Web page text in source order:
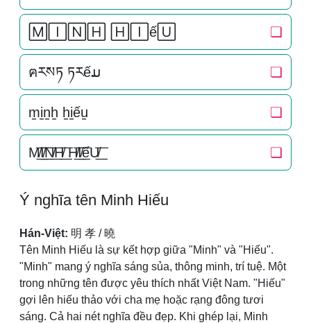
🄼🄸🄽🄷 🄷🄸ế🅄 ❏
ฅརསཏ ཏརếມ ❏
m̠i̠n̠h̠ h̠i̠ếu̠ ❏
M̸͟͞I̸͟͞N̸͟͞H̸͟͞ H̸͟͞I̸͟͞ếU̸͟͞ ❏
Ý nghĩa tên Minh Hiếu
Hán-Việt: 明 孝 / 曉
Tên Minh Hiếu là sự kết hợp giữa "Minh" và "Hiếu".
"Minh" mang ý nghĩa sáng sủa, thông minh, trí tuệ. Một
trong những tên được yêu thích nhất Việt Nam. "Hiếu"
gợi lên hiếu thảo với cha mẹ hoặc rạng đông tươi
sáng. Cả hai nét nghĩa đều đẹp. Khi ghép lại, Minh